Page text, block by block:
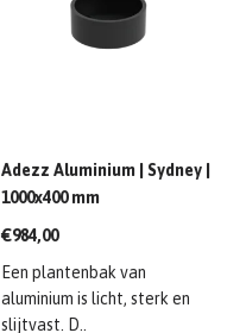
Adezz Aluminium | Sydney |
1000x400 mm
€984,00
Een plantenbak van
aluminium is licht, sterk en
slijtvast. D..